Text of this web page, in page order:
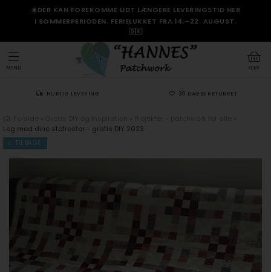
☀️DER KAN FOREKOMME LIDT LÆNGERE LEVERINGSTID HER
I SOMMERPERIODEN. FERIELUKKET FRA 14.–22. AUGUST.
🇩🇰
KURV
MENU
HURTIG LEVERING 30 DAGES RETURRET
Leg med dine stofrester - gratis DIY 2023
TILBAGE